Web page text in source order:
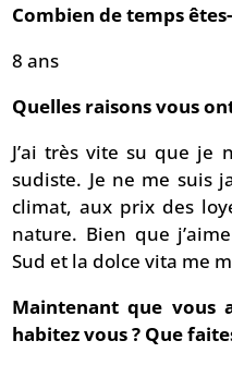
Combien de temps
8 ans
Quelles raisons vous
J’ai très vite su que je
sudiste. Je ne me suis
climat, aux prix des
nature. Bien que
Sud et la dolce vita me
Maintenant que vous
habitez vous ? Que